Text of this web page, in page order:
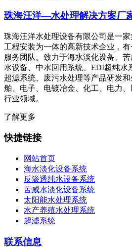
珠海汪洋—水处理解决方案厂
珠海汪洋水处理设备有限公司是一家
工程安装为一体的高新技术企业，
服务团队。致力于海水淡化设备、
水设备、中水回用系统、EDI超纯水
超滤系统、废污水处理等产品研发
舶、电子、电镀冶金、化工、电力
行业领域。
了解更多
快捷链接
网站首页
海水淡化设备系统
反渗透纯水设备系统
苦咸水淡化设备系统
太阳能水处理系统
水产养殖水处理系统
超滤系统
联系信息